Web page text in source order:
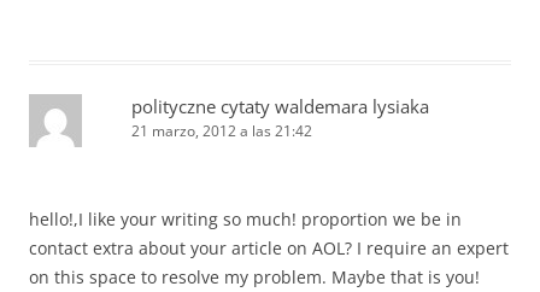
polityczne cytaty waldemara lysiaka
21 marzo, 2012 a las 21:42
hello!,I like your writing so much! proportion we be in
contact extra about your article on AOL? I require an expert
on this space to resolve my problem. Maybe that is you!